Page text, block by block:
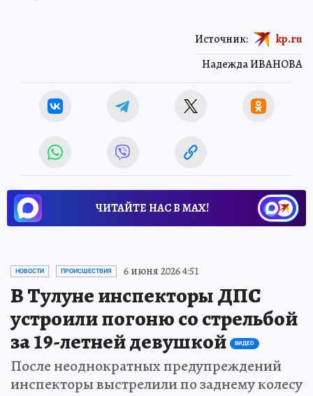
Надежда ИВАНОВА
Источник: kp.ru
ЧИТАЙТЕ НАС В МАХ!
НОВОСТИ ПРОИСШЕСТВИЯ 6 июня 2026 4:51
В Тулуне инспекторы ДПС
устроили погоню со стрельбой
за 19-летней девушкой
ВИДЕО
После неоднократных предупреждений
инспекторы выстрелили по заднему колесу